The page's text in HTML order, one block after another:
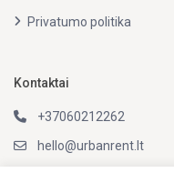
Privatumo politika
Kontaktai
+37060212262
hello@urbanrent.lt